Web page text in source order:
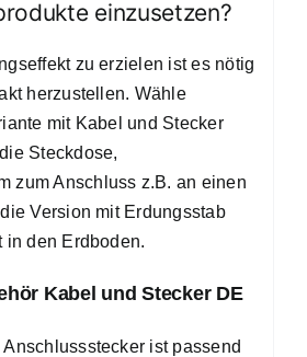
einzusetzen?
zu erzielen ist es nötig
herzustellen. Wähle
mit Kabel und Stecker
Steckdose,
zum Anschluss z.B. an einen
Version mit Erdungsstab
in den Erdboden.
Kabel und Stecker DE
ist passend